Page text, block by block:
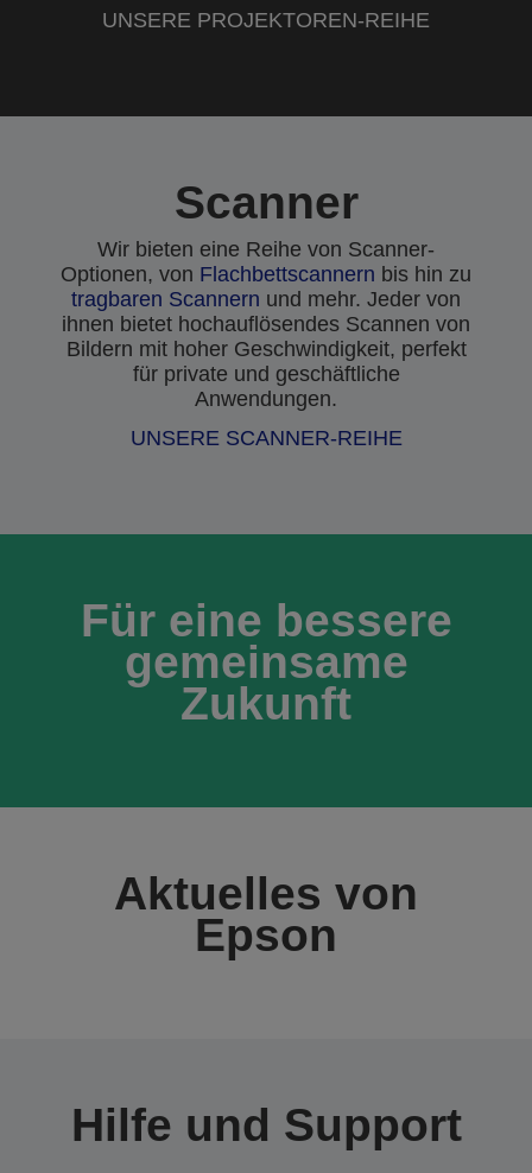
UNSERE PROJEKTOREN-REIHE
Scanner
Wir bieten eine Reihe von Scanner-
Optionen, von Flachbettscannern bis hin zu
tragbaren Scannern und mehr. Jeder von
ihnen bietet hochauflösendes Scannen von
Bildern mit hoher Geschwindigkeit, perfekt
für private und geschäftliche
Anwendungen.
UNSERE SCANNER-REIHE
Für eine bessere
gemeinsame
Zukunft
Aktuelles von
Epson
Hilfe und Support